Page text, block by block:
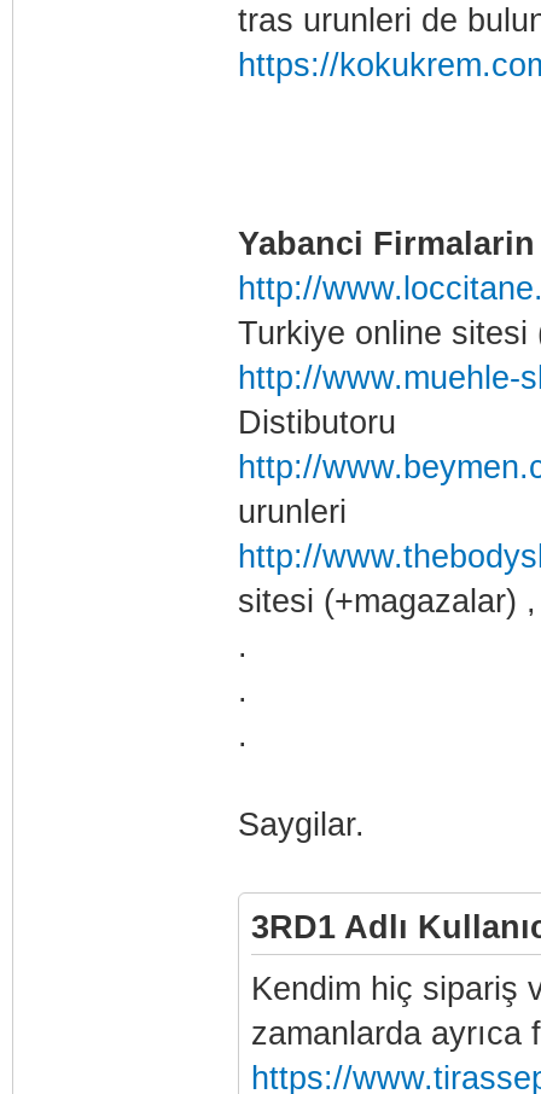
tras urunleri de
https://
Yabanci
http://
Turkiye online sitesi
http://www.muehle-
Distibutoru
http://
urunleri
http://
sitesi (+magazalar)
.
.
.
Saygilar.
3RD1 Adlı
Kendim hiç sipariş
zamanlarda ayrıca
https://